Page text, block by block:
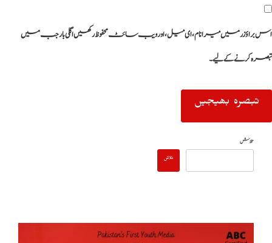
اس براؤزر میں میرا نام، ای میل، اور ویب سائٹ محفوظ رکھیں اگلی بار جب میں
تبصرہ کرنے کےلیے۔
تلاش
تلاش